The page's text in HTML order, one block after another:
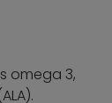
omega 3,